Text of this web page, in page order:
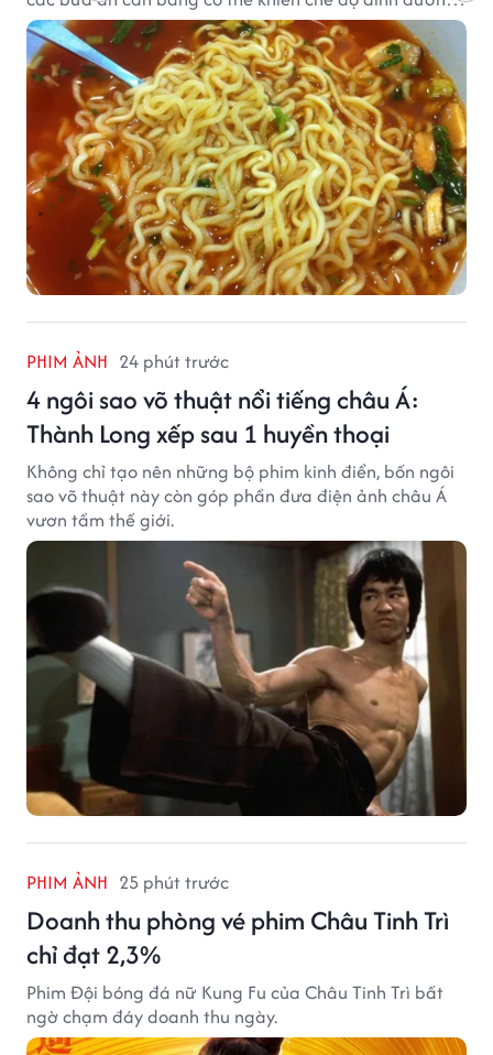
mất cân đối.
PHIM ẢNH 24 phút trước
4 ngôi sao võ thuật nổi tiếng châu Á:
Thành Long xếp sau 1 huyền thoại
Không chỉ tạo nên những bộ phim kinh điển, bốn ngôi
sao võ thuật này còn góp phần đưa điện ảnh châu Á
vươn tầm thế giới.
PHIM ẢNH 25 phút trước
Doanh thu phòng vé phim Châu Tinh Trì
chỉ đạt 2,3%
Phim Đội bóng đá nữ Kung Fu của Châu Tinh Trì bất
ngờ chạm đáy doanh thu ngày.